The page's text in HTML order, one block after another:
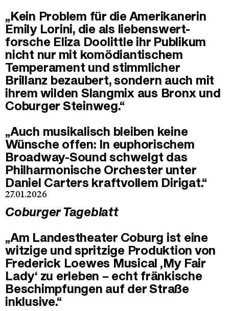
„Kein Problem für die Amerikanerin
Emily Lorini, die als liebenswert-
forsche Eliza Doolittle ihr Publikum
nicht nur mit komödiantischem
Temperament und stimmlicher
Brillanz bezaubert, sondern auch mit
ihrem wilden Slangmix aus Bronx und
Coburger Steinweg.“
„Auch musikalisch bleiben keine
Wünsche offen: In euphorischem
Broadway-Sound schwelgt das
Philharmonische Orchester unter
Daniel Carters kraftvollem Dirigat.“
27.01.2026
Coburger Tageblatt
„Am Landestheater Coburg ist eine
witzige und spritzige Produktion von
Frederick Loewes Musical ‚My Fair
Lady‘ zu erleben – echt fränkische
Beschimpfungen auf der Straße
inklusive.“